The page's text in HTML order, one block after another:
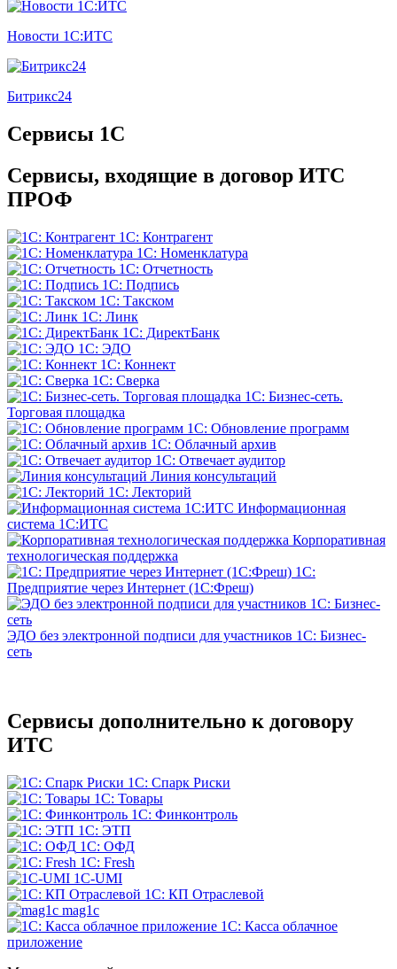
Новости 1С:ИТС
Битрикс24
Сервисы 1С
Сервисы, входящие в договор ИТС
ПРОФ
1С: Контрагент
1С: Номенклатура
1С: Отчетность
1С: Подпись
1С: Такском
1С: Линк
1С: ДиректБанк
1С: ЭДО
1С: Коннект
1С: Сверка
1С: Бизнес-сеть.
Торговая площадка
1С: Обновление программ
1С: Облачный архив
1С: Отвечает аудитор
Линия консультаций
1С: Лекторий
Информационная
система 1С:ИТС
Корпоративная
технологическая поддержка
1С:
Предприятие через Интернет (1С:Фреш)
ЭДО без электронной подписи для участников 1С: Бизнес-
сеть
Сервисы дополнительно к договору
ИТС
1С: Спарк Риски
1С: Товары
1С: Финконтроль
1С: ЭТП
1С: ОФД
1С: Fresh
1С-UMI
1С: КП Отраслевой
mag1c
1С: Касса облачное
приложение